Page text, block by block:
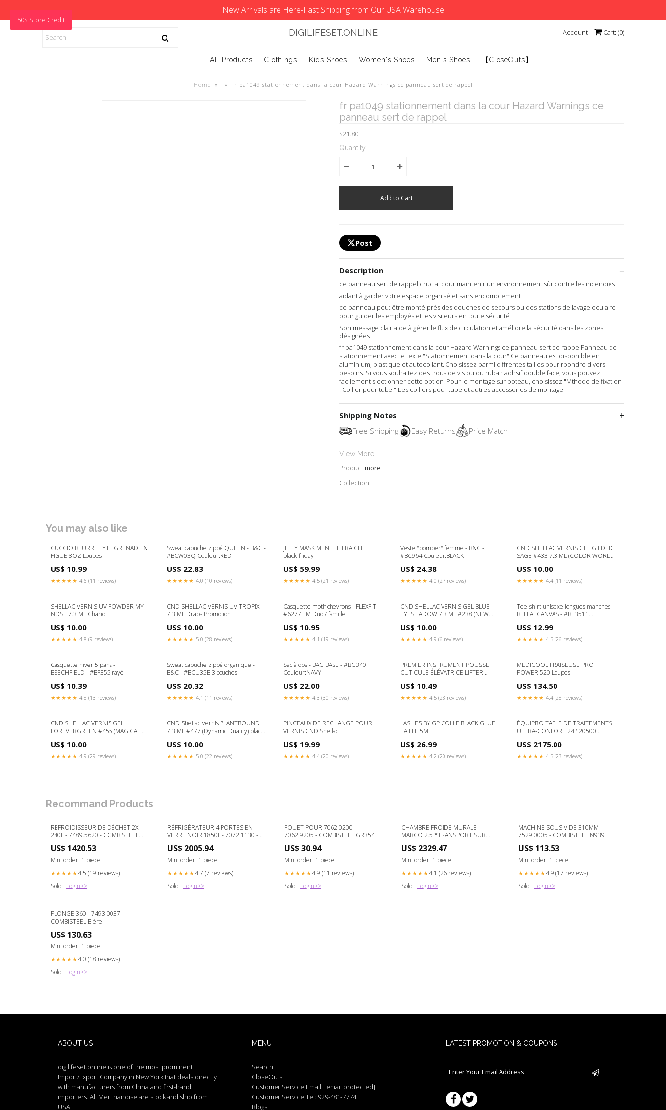
New Arrivals are Here-Fast Shipping from Our USA Warehouse
DIGILIFESET.ONLINE Account Cart: (0)
All Products Clothings Kids Shoes Women's Shoes Men's Shoes 【CloseOuts】
Home » » fr pa1049 stationnement dans la cour Hazard Warnings ce panneau sert de rappel
fr pa1049 stationnement dans la cour Hazard Warnings ce
panneau sert de rappel
$21.80
Quantity
Post
Description
ce panneau sert de rappel crucial pour maintenir un environnement sûr contre les incendies
aidant à garder votre espace organisé et sans encombrement
ce panneau peut être monté près des douches de secours ou des stations de lavage oculaire
pour guider les employés et les visiteurs en toute sécurité
Son message clair aide à gérer le flux de circulation et améliore la sécurité dans les zones
désignées
fr pa1049 stationnement dans la cour Hazard Warnings ce panneau sert de rappelPanneau de
stationnement avec le texte "Stationnement dans la cour" Ce panneau est disponible en
aluminium, plastique et autocollant. Choisissez parmi diffrentes tailles pour rpondre divers
besoins. Si vous souhaitez des trous de vis ou du ruban adhsif double face, vous pouvez
facilement slectionner cette option. Pour le montage sur poteau, choisissez "Mthode de fixation
: Collier pour tube." Les colliers pour tube et autres accessoires de montage
Shipping Notes
Free Shipping
Easy Returns Price Match
View More
Productmore
Collection:
You may also like
CUCCIO BEURRE LYTE GRENADE &
FIGUE 8OZ Loupes
US$ 10.99
★★★★★ 4.6 (11 reviews)
Sweat capuche zippé QUEEN - B&C -
#BCW03Q Couleur:RED
US$ 22.83
★★★★★ 4.0 (10 reviews)
JELLY MASK MENTHE FRAICHE
black-friday
US$ 59.99
★★★★★ 4.5 (21 reviews)
Veste "bomber" femme - B&C -
#BC964 Couleur:BLACK
US$ 24.38
★★★★★ 4.0 (27 reviews)
CND SHELLAC VERNIS GEL GILDED
SAGE #433 7.3 ML (COLOR WORLD)
US$ 10.00
★★★★★ 4.4 (11 reviews)
SHELLAC VERNIS UV POWDER MY
NOSE 7.3 ML Chariot
US$ 10.00
★★★★★ 4.8 (9 reviews)
CND SHELLAC VERNIS UV TROPIX
7.3 ML Draps Promotion
US$ 10.00
★★★★★ 5.0 (28 reviews)
Casquette motif chevrons - FLEXFIT -
#6277HM Duo / famille
US$ 10.95
★★★★★ 4.1 (19 reviews)
CND SHELLAC VERNIS GEL BLUE
EYESHADOW 7.3 ML #238 (NEW
US$ 10.00
★★★★★ 4.9 (6 reviews)
Tee-shirt unisexe longues manches -
BELLA+CANVAS - #BE3511
US$ 12.99
★★★★★ 4.5 (26 reviews)
Casquette hiver 5 pans -
BEECHFIELD - #BF355 rayé
US$ 10.39
★★★★★ 4.8 (13 reviews)
Sweat capuche zippé organique -
B&C - #BCU35B 3 couches
US$ 20.32
★★★★★ 4.1 (11 reviews)
Sac à dos - BAG BASE - #BG340
Couleur:NAVY
US$ 22.00
★★★★★ 4.3 (30 reviews)
PREMIER INSTRUMENT POUSSE
CUTICULE ÉLÉVATRICE LIFTER
US$ 10.49
★★★★★ 4.5 (28 reviews)
MEDICOOL FRAISEUSE PRO
POWER 520 Loupes
US$ 134.50
★★★★★ 4.4 (28 reviews)
CND SHELLAC VERNIS GEL
FOREVERGREEN #455 (MAGICAL
US$ 10.00
★★★★★ 4.9 (29 reviews)
CND Shellac Vernis PLANTBOUND
7.3 ML #477 (Dynamic Duality) black-
US$ 10.00
★★★★★ 5.0 (22 reviews)
PINCEAUX DE RECHANGE POUR
VERNIS CND Shellac
US$ 19.99
★★★★★ 4.4 (20 reviews)
LASHES BY GP COLLE BLACK GLUE
TAILLE:5ML
US$ 26.99
★★★★★ 4.2 (20 reviews)
ÉQUIPRO TABLE DE TRAITEMENTS
ULTRA-CONFORT 24'' 20500
US$ 2175.00
★★★★★ 4.5 (23 reviews)
Recommand Products
REFROIDISSEUR DE DÉCHET 2X
240L - 7489.5620 - COMBISTEEL
US$ 1420.53
Min. order: 1 piece
★★★★★4.5 (19 reviews)
Sold : Login>>
RÉFRIGÉRATEUR 4 PORTES EN
VERRE NOIR 1850L - 7072.1130 -
US$ 2005.94
Min. order: 1 piece
★★★★★4.7 (7 reviews)
Sold : Login>>
FOUET POUR 7062.0200 -
7062.9205 - COMBISTEEL GR354
US$ 30.94
Min. order: 1 piece
★★★★★4.9 (11 reviews)
Sold : Login>>
CHAMBRE FROIDE MURALE
MARCO 2.5 *TRANSPORT SUR
COMBISTEEL CU929
US$ 2329.47
Min. order: 1 piece
★★★★★4.1 (26 reviews)
Sold : Login>>
MACHINE SOUS VIDE 310MM -
7529.0005 - COMBISTEEL N939
US$ 113.53
Min. order: 1 piece
★★★★★4.9 (17 reviews)
Sold : Login>>
PLONGE 360 - 7493.0037 -
COMBISTEEL Bière
US$ 130.63
Min. order: 1 piece
★★★★★4.0 (18 reviews)
Sold : Login>>
ABOUT US
digilifeset.online is one of the most prominent
Import/Export Company in New York that deals directly
with manufacturers from China and first-hand
importers. All Merchandise are stock and ship from
USA.
MENU
Search
CloseOuts
Customer Service Email: [email protected]
Customer Service Tel: 929-481-7774
Blogs
LATEST PROMOTION & COUPONS
50$ Store Credit